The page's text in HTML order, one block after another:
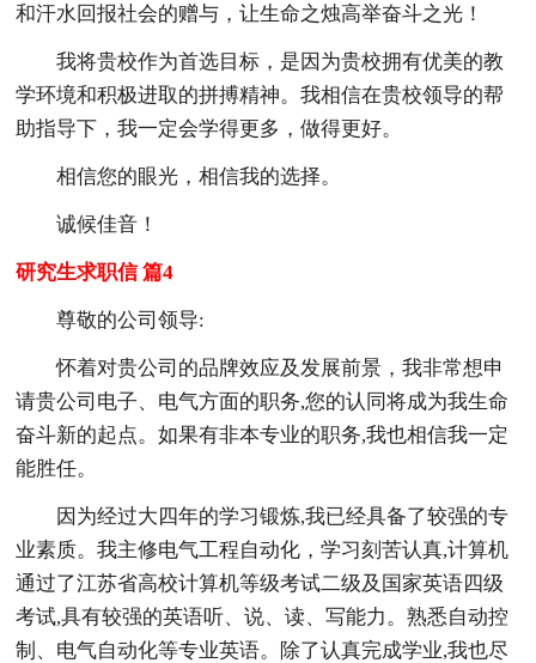
和汗水回报社会的赠与，让生命之烛高举奋斗之光！
我将贵校作为首选目标，是因为贵校拥有优美的教
学环境和积极进取的拼搏精神。我相信在贵校领导的帮
助指导下，我一定会学得更多，做得更好。
相信您的眼光，相信我的选择。
诚候佳音！
研究生求职信 篇4
尊敬的公司领导:
怀着对贵公司的品牌效应及发展前景，我非常想申
请贵公司电子、电气方面的职务,您的认同将成为我生命
奋斗新的起点。如果有非本专业的职务,我也相信我一定
能胜任。
因为经过大四年的学习锻炼,我已经具备了较强的专
业素质。我主修电气工程自动化，学习刻苦认真,计算机
通过了江苏省高校计算机等级考试二级及国家英语四级
考试,具有较强的英语听、说、读、写能力。熟悉自动控
制、电气自动化等专业英语。除了认真完成学业,我也尽